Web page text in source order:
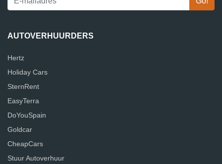
AUTOVERHUURDERS
Hertz
Holiday Cars
SternRent
EasyTerra
DoYouSpain
Goldcar
CheapCars
Stuur Autoverhuur